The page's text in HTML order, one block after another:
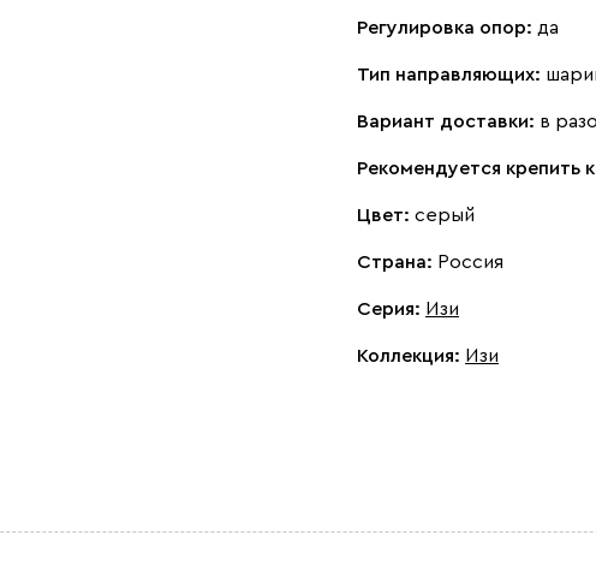
Регулировка опор: да
Тип направляющих:
Вариант доставки: в
Рекомендуется крепить
Цвет: серый
Страна: Россия
Серия: Изи
Коллекция: Изи